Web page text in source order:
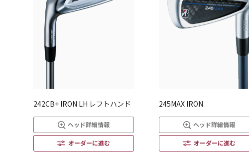
242CB+ IRON LH レフトハンド
ヘッド詳細情報
オーダーに進む
245MAX IRON
ヘッド詳細情報
オーダーに進む